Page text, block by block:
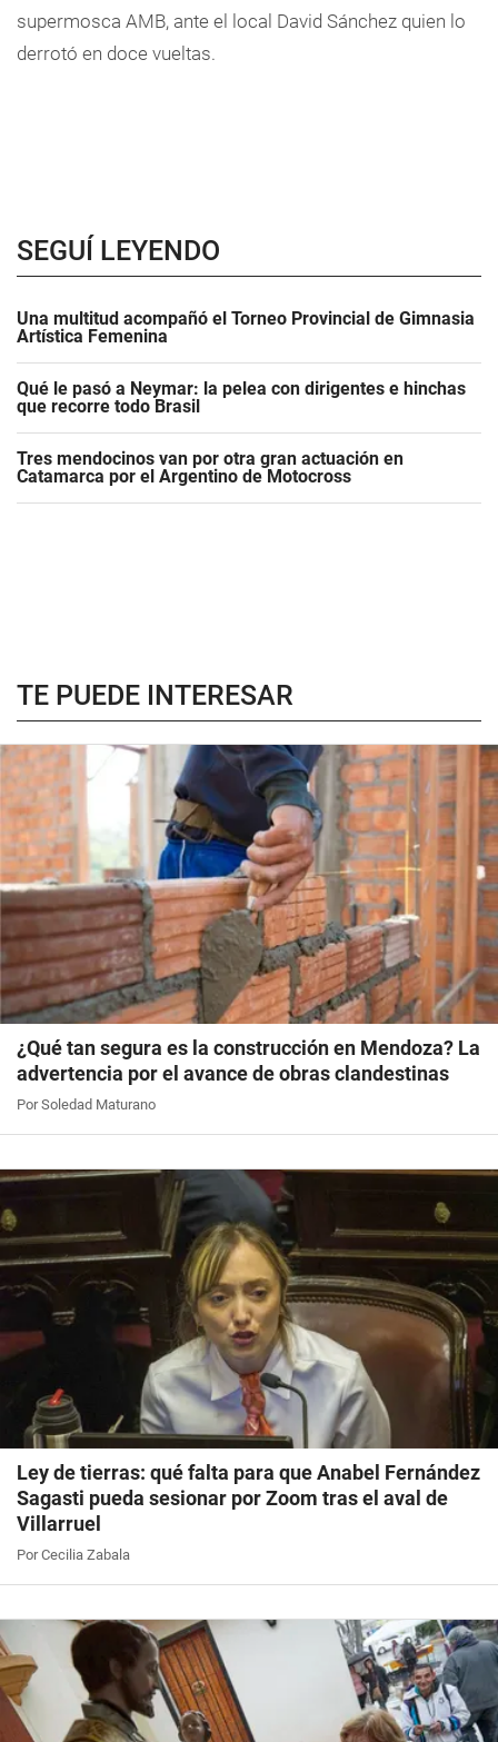
supermosca AMB, ante el local David Sánchez quien lo
derrotó en doce vueltas.
SEGUÍ LEYENDO
Una multitud acompañó el Torneo Provincial de Gimnasia
Artística Femenina
Qué le pasó a Neymar: la pelea con dirigentes e hinchas
que recorre todo Brasil
Tres mendocinos van por otra gran actuación en
Catamarca por el Argentino de Motocross
TE PUEDE INTERESAR
¿Qué tan segura es la construcción en Mendoza? La
advertencia por el avance de obras clandestinas
Por Soledad Maturano
Ley de tierras: qué falta para que Anabel Fernández
Sagasti pueda sesionar por Zoom tras el aval de
Villarruel
Por Cecilia Zabala